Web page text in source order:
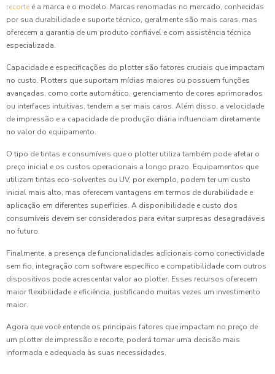
recorte é a marca e o modelo. Marcas renomadas no mercado, conhecidas
por sua durabilidade e suporte técnico, geralmente são mais caras, mas
oferecem a garantia de um produto confiável e com assistência técnica
especializada.
Capacidade e especificações do plotter são fatores cruciais que impactam
no custo. Plotters que suportam mídias maiores ou possuem funções
avançadas, como corte automático, gerenciamento de cores aprimorados
ou interfaces intuitivas, tendem a ser mais caros. Além disso, a velocidade
de impressão e a capacidade de produção diária influenciam diretamente
no valor do equipamento.
O tipo de tintas e consumíveis que o plotter utiliza também pode afetar o
preço inicial e os custos operacionais a longo prazo. Equipamentos que
utilizam tintas eco-solventes ou UV, por exemplo, podem ter um custo
inicial mais alto, mas oferecem vantagens em termos de durabilidade e
aplicação em diferentes superfícies. A disponibilidade e custo dos
consumíveis devem ser considerados para evitar surpresas desagradáveis
no futuro.
Finalmente, a presença de funcionalidades adicionais como conectividade
sem fio, integração com software específico e compatibilidade com outros
dispositivos pode acrescentar valor ao plotter. Esses recursos oferecem
maior flexibilidade e eficiência, justificando muitas vezes um investimento
maior.
Agora que você entende os principais fatores que impactam no preço de
um plotter de impressão e recorte, poderá tomar uma decisão mais
informada e adequada às suas necessidades.